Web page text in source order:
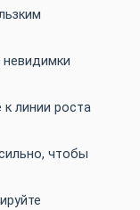
невидимки
линии роста
чтобы